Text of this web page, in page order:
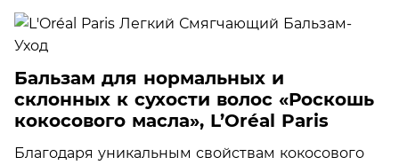
Бальзам для нормальных и
склонных к сухости волос «Роскошь
кокосового масла», L’Oréal Paris
Благодаря уникальным свойствам кокосового